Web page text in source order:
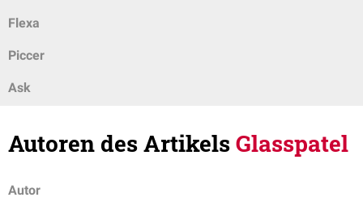
Flexa
Piccer
Ask
Autoren des ArtikelsGlasspatel
Autor